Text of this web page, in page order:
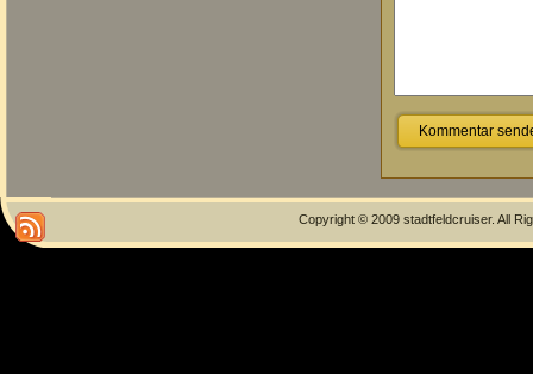
Copyright © 2009 stadtfeldcruiser. All